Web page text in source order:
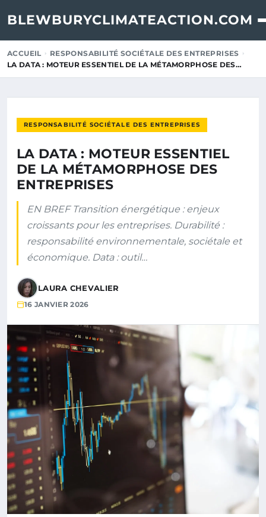
BLEWBURYCLIMATEACTION.COM
ACCUEIL
RESPONSABILITÉ SOCIÉTALE DES ENTREPRISES
LA DATA : MOTEUR ESSENTIEL DE LA MÉTAMORPHOSE DES…
RESPONSABILITÉ SOCIÉTALE DES ENTREPRISES
LA DATA : MOTEUR ESSENTIEL
DE LA MÉTAMORPHOSE DES
ENTREPRISES
EN BREF Transition énergétique : enjeux
croissants pour les entreprises. Durabilité :
responsabilité environnementale, sociétale et
économique. Data : outil…
LAURA CHEVALIER
16 JANVIER 2026